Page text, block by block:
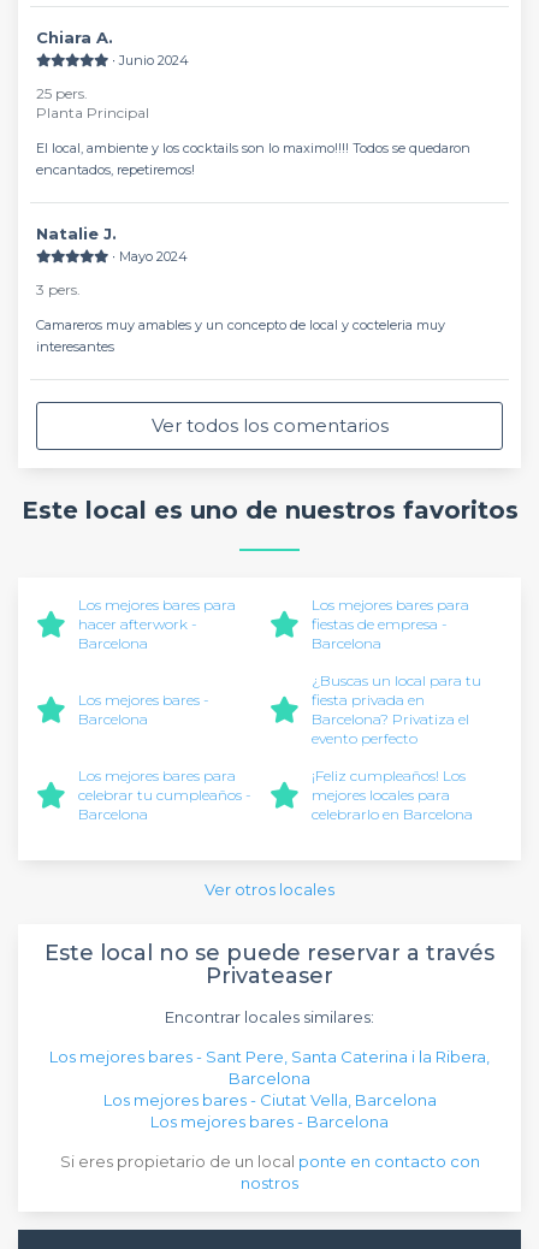
Chiara A.
∙ Junio 2024
25 pers.
Planta Principal
El local, ambiente y los cocktails son lo maximo!!!! Todos se quedaron
encantados, repetiremos!
Natalie J.
∙ Mayo 2024
3 pers.
Camareros muy amables y un concepto de local y cocteleria muy
interesantes
Ver todos los comentarios
Este local es uno de nuestros favoritos
Los mejores bares para
hacer afterwork -
Barcelona
Los mejores bares para
fiestas de empresa -
Barcelona
Los mejores bares -
Barcelona
¿Buscas un local para tu
fiesta privada en
Barcelona? Privatiza el
evento perfecto
Los mejores bares para
celebrar tu cumpleaños -
Barcelona
¡Feliz cumpleaños! Los
mejores locales para
celebrarlo en Barcelona
Ver otros locales
Este local no se puede reservar a través
Privateaser
Encontrar locales similares:
Los mejores bares - Sant Pere, Santa Caterina i la Ribera,
Barcelona
Los mejores bares - Ciutat Vella, Barcelona
Los mejores bares - Barcelona
Si eres propietario de un local ponte en contacto con
nostros